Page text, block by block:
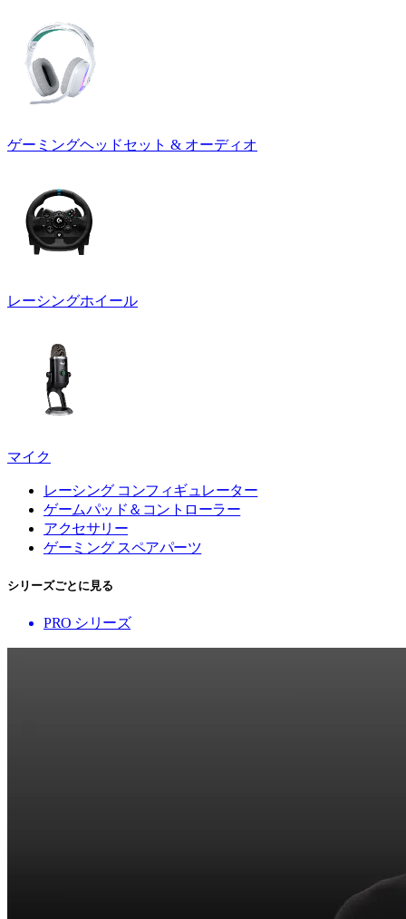
ゲーミングヘッドセット & オーディオ
レーシングホイール
マイク
レーシング コンフィギュレーター
ゲームパッド＆コントローラー
アクセサリー
ゲーミング スペアパーツ
シリーズごとに見る
PRO シリーズ